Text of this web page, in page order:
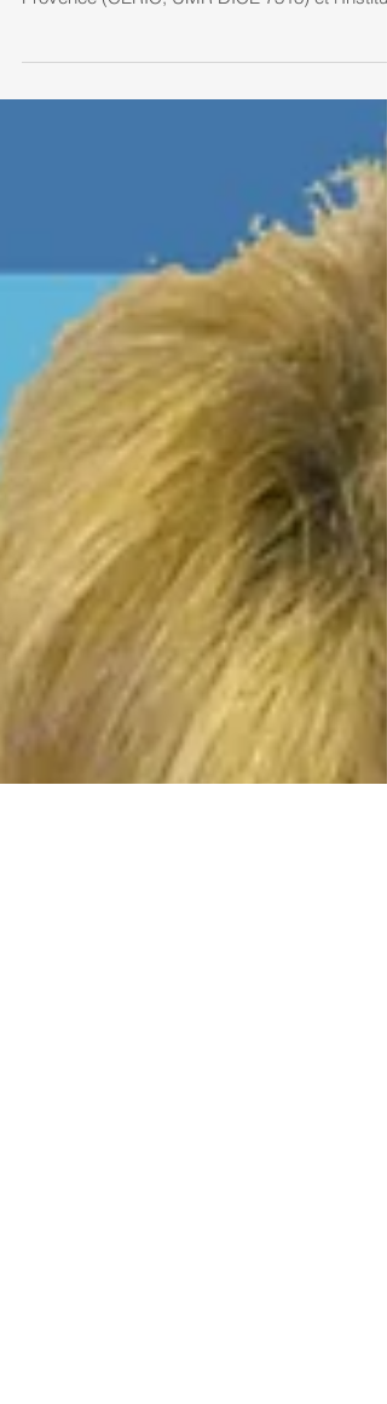
l’homme de la Faculté de droit d’Aix-en-
Provence (CERIC, UMR DICE 7318) et